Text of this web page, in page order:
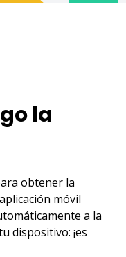
la
obtener la
móvil
a la
dispositivo: ¡es